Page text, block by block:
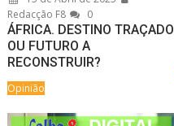
Redacção F8
0
ÁFRICA. DESTINO TRAÇADO
OU FUTURO A
RECONSTRUIR?
Opinião